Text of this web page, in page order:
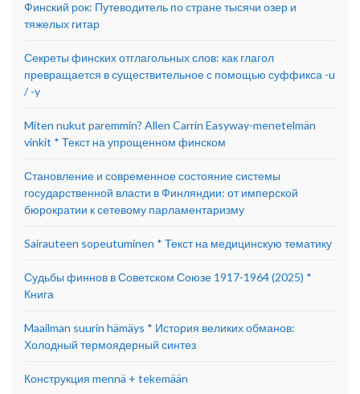
Финский рок: Путеводитель по стране тысячи озер и
тяжелых гитар
Секреты финских отглагольных слов: как глагол
превращается в существительное с помощью суффикса -u
/ -y
Miten nukut paremmin? Allen Carrin Easyway-menetelmän
vinkit * Текст на упрощенном финском
Становление и современное состояние системы
государственной власти в Финляндии: от имперской
бюрократии к сетевому парламентаризму
Sairauteen sopeutuminen * Текст на медицинскую тематику
Судьбы финнов в Советском Союзе 1917-1964 (2025) *
Книга
Maailman suurin hämäys * История великих обманов:
Холодный термоядерный синтез
Конструкция mennä + tekemään